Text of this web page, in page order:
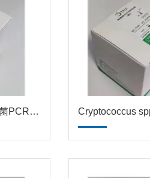
Gibberella fujikuroi赤霉菌PCR试剂盒